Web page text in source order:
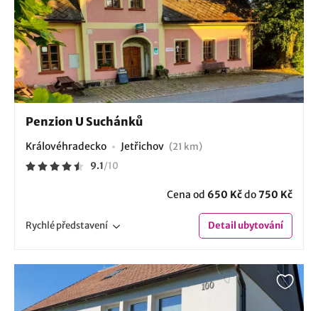
Penzion U Suchánků
Královéhradecko Jetřichov (21 km)
9.1/10
Cena od 650 Kčdo750 Kč
Rychlépředstavení Detailubytování